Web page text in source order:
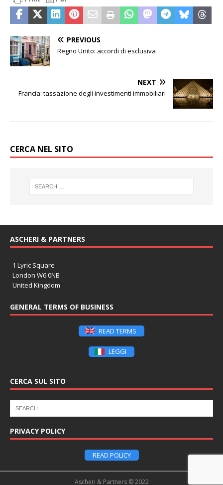
PREVIOUS
Regno Unito: accordi di esclusiva
NEXT
Francia: tassazione degli investimenti immobiliari
CERCA NEL SITO
ASCHERI & PARTNERS
1 Lyric Square
London W6 0NB
United Kingdom
GENERAL TERMS OF BUSINESS
READ TERMS
LEGGI
CERCA SUL SITO
PRIVACY POLICY
READ POLICY
Ascheri & Partners © 2022